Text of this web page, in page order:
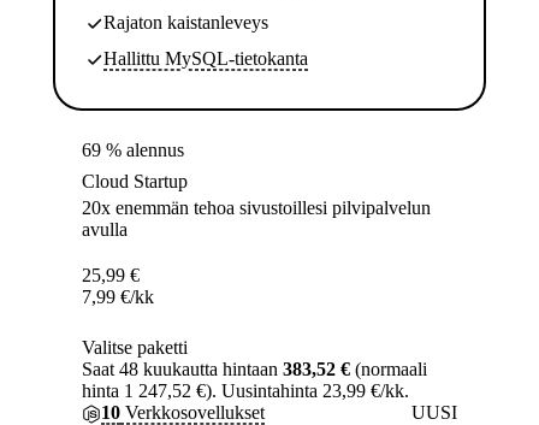
Rajaton kaistanleveys
Hallittu MySQL-tietokanta
69 % alennus
Cloud Startup
20x enemmän tehoa sivustoillesi pilvipalvelun
avulla
25,99 €
7,99 €/kk
Valitse paketti
Saat 48 kuukautta hintaan 383,52 € (normaali
hinta 1 247,52 €). Uusintahinta 23,99 €/kk.
10 Verkkosovellukset
UUSI